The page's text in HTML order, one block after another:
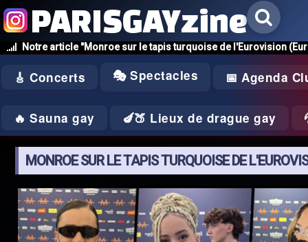
Notre article "Monroe sur le tapis turquoise de l'Eurovision
PARISGAYzine
🎸 Concerts 🎭 Spectacles 📅 Agenda
🔥 Sauna gay 🍆🍑 Lieux de drague gay
MONROE SUR LE TAPIS TURQUOISE DE